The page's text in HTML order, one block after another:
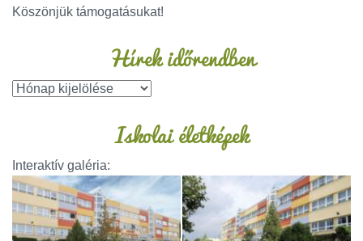
Köszönjük támogatásukat!
Hírek időrendben
Iskolai életképek
Interaktív galéria: